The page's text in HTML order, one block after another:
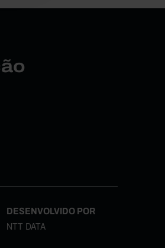
DESENVOLVIDO POR
NTT DATA